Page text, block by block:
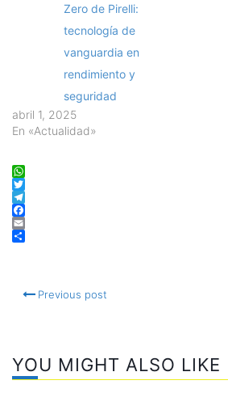
Zero de Pirelli:
tecnología de
vanguardia en
rendimiento y
seguridad
abril 1, 2025
En «Actualidad»
WhatsApp
Twitter
Telegram
Facebook
Email
Previous post
YOU MIGHT ALSO LIKE